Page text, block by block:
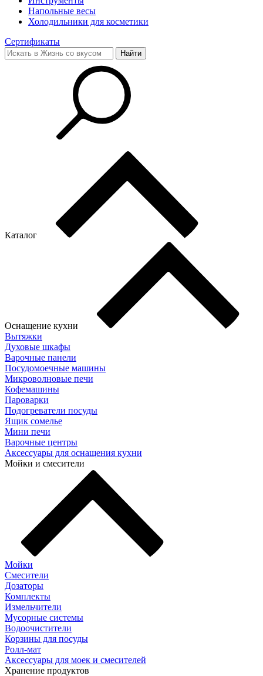
Напольные весы
Холодильники для косметики
Сертификаты
Каталог
Оснащение кухни
Вытяжки
Духовые шкафы
Варочные панели
Посудомоечные машины
Микроволновые печи
Кофемашины
Пароварки
Подогреватели посуды
Ящик сомелье
Мини печи
Варочные центры
Аксессуары для оснащения кухни
Мойки и смесители
Мойки
Смесители
Дозаторы
Комплекты
Измельчители
Мусорные системы
Водоочистители
Корзины для посуды
Ролл-мат
Аксессуары для моек и смесителей
Хранение продуктов